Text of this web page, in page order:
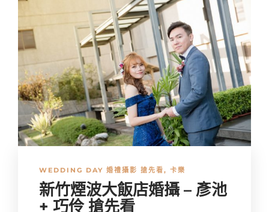
WEDDING DAY 婚禮攝影 搶先看, 卡樂
新竹煙波大飯店婚攝 – 彥池
+ 巧伶 搶先看